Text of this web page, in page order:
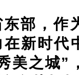
部，作
新时代
美之城”